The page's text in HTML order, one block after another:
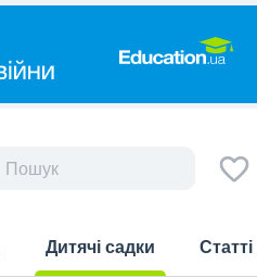
Дитячі садки
Статті